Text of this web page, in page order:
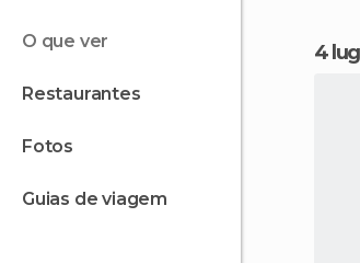
o que ver
restaurantes
fotos
guias de viagem
4